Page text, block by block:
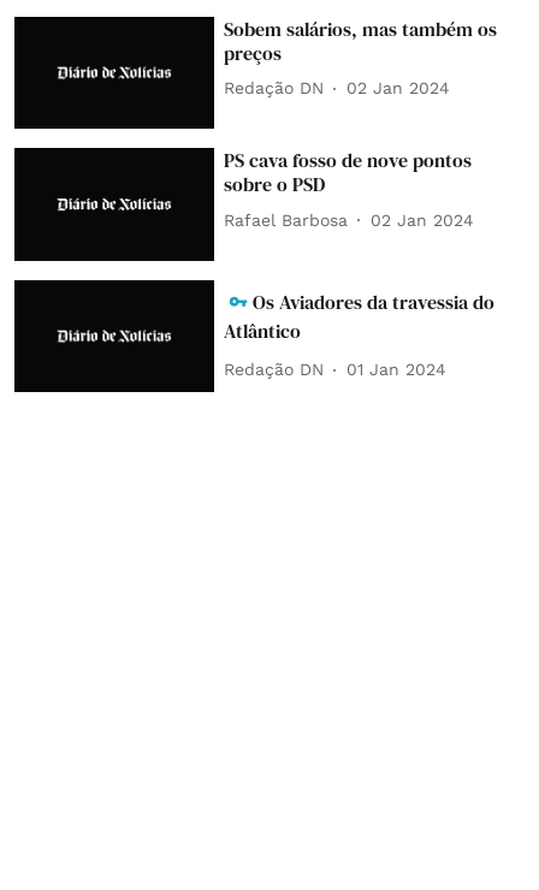
Sobem salários, mas também os
preços
Redação DN 02 Jan 2024
PS cava fosso de nove pontos
sobre o PSD
Rafael Barbosa 02 Jan 2024
Os Aviadores da travessia do
Atlântico
Redação DN 01 Jan 2024